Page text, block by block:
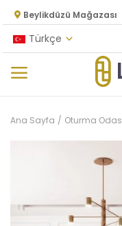
Beylikdüzü Mağazası
Türkçe
Kategoriler
Ana Menü
Yatak Odası
Ana Sayfa Oturma